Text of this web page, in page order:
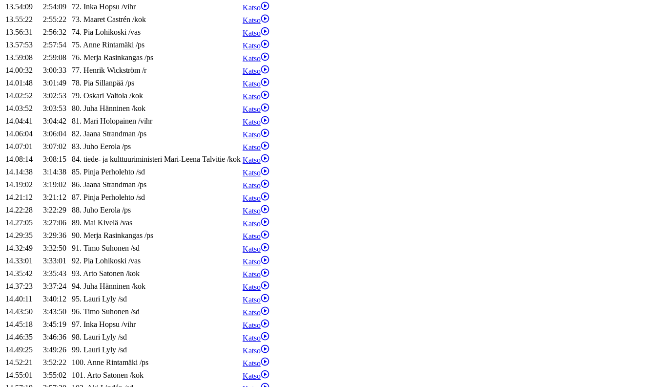
13.54:09
2:54:09 72. Inka Hopsu /vihr
Katso
13.55:22
2:55:22 73. Maaret Castrén /kok
Katso
13.56:31
2:56:32 74. Pia Lohikoski /vas
Katso
13.57:53
2:57:54 75. Anne Rintamäki /ps
Katso
13.59:08
2:59:08 76. Merja Rasinkangas /ps
Katso
14.00:32
3:00:33 77. Henrik Wickström /r
Katso
14.01:48
3:01:49 78. Pia Sillanpää /ps
Katso
14.02:52
3:02:53 79. Oskari Valtola /kok
Katso
14.03:52
3:03:53 80. Juha Hänninen /kok
Katso
14.04:41
3:04:42 81. Mari Holopainen /vihr
Katso
14.06:04
3:06:04 82. Jaana Strandman /ps
Katso
14.07:01
3:07:02 83. Juho Eerola /ps
Katso
14.08:14
3:08:15 84. tiede- ja kulttuuriministeri Mari-Leena Talvitie /kok Katso
14.14:38
3:14:38 85. Pinja Perholehto /sd
Katso
14.19:02
3:19:02 86. Jaana Strandman /ps
Katso
14.21:12
3:21:12 87. Pinja Perholehto /sd
Katso
14.22:28
3:22:29 88. Juho Eerola /ps
Katso
14.27:05
3:27:06 89. Mai Kivelä /vas
Katso
14.29:35
3:29:36 90. Merja Rasinkangas /ps
Katso
14.32:49
3:32:50 91. Timo Suhonen /sd
Katso
14.33:01
3:33:01 92. Pia Lohikoski /vas
Katso
14.35:42
3:35:43 93. Arto Satonen /kok
Katso
14.37:23
3:37:24 94. Juha Hänninen /kok
Katso
14.40:11
3:40:12 95. Lauri Lyly /sd
Katso
14.43:50
3:43:50 96. Timo Suhonen /sd
Katso
14.45:18
3:45:19 97. Inka Hopsu /vihr
Katso
14.46:35
3:46:36 98. Lauri Lyly /sd
Katso
14.49:25
3:49:26 99. Lauri Lyly /sd
Katso
14.52:21
3:52:22 100. Anne Rintamäki /ps
Katso
14.55:01
3:55:02 101. Arto Satonen /kok
Katso